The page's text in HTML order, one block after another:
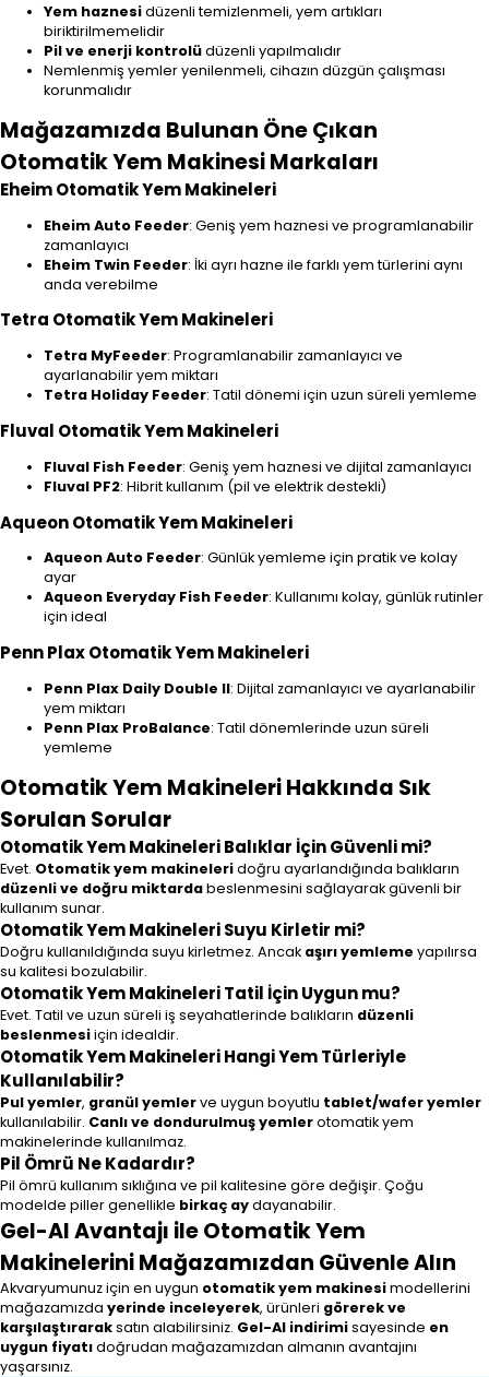
Yem haznesidüzenli temizlenmeli, yem artıkları
biriktirilmemelidir
Pil ve enerji kontrolüdüzenli yapılmalıdır
Nemlenmiş yemler yenilenmeli, cihazın düzgün çalışması
korunmalıdır
Mağazamızda Bulunan Öne Çıkan
Otomatik Yem Makinesi Markaları
Eheim Otomatik Yem Makineleri
Eheim Auto Feeder: Geniş yem haznesi ve programlanabilir
zamanlayıcı
Eheim Twin Feeder: İki ayrı hazne ile farklı yem türlerini aynı
anda verebilme
Tetra Otomatik Yem Makineleri
Tetra MyFeeder: Programlanabilir zamanlayıcı ve
ayarlanabilir yem miktarı
Tetra Holiday Feeder: Tatil dönemi için uzun süreli yemleme
Fluval Otomatik Yem Makineleri
Fluval Fish Feeder: Geniş yem haznesi ve dijital zamanlayıcı
Fluval PF2: Hibrit kullanım (pil ve elektrik destekli)
Aqueon Otomatik Yem Makineleri
Aqueon Auto Feeder: Günlük yemleme için pratik ve kolay
ayar
Aqueon Everyday Fish Feeder: Kullanımı kolay, günlük rutinler
için ideal
Penn Plax Otomatik Yem Makineleri
Penn Plax Daily Double II: Dijital zamanlayıcı ve ayarlanabilir
yem miktarı
Penn Plax ProBalance: Tatil dönemlerinde uzun süreli
yemleme
Otomatik Yem Makineleri Hakkında Sık
Sorulan Sorular
Otomatik Yem Makineleri Balıklar İçin Güvenli mi?
Evet. Otomatik yem makineleridoğru ayarlandığında balıkların
düzenli ve doğru miktardabeslenmesini sağlayarak güvenli bir
kullanım sunar.
Otomatik Yem Makineleri Suyu Kirletir mi?
Doğru kullanıldığında suyu kirletmez. Ancak aşırı yemleme yapılırsa
su kalitesi bozulabilir.
Otomatik Yem Makineleri Tatil İçin Uygun mu?
Evet. Tatil ve uzun süreli iş seyahatlerinde balıkların düzenli
beslenmesiiçin idealdir.
Otomatik Yem Makineleri Hangi Yem Türleriyle
Kullanılabilir?
Pul yemler, granül yemlerve uygun boyutlu tablet/wafer yemler
kullanılabilir. Canlı ve dondurulmuş yemlerotomatik yem
makinelerinde kullanılmaz.
Pil Ömrü Ne Kadardır?
Pil ömrü kullanım sıklığına ve pil kalitesine göre değişir. Çoğu
modelde piller genellikle birkaç aydayanabilir.
Gel-Al Avantajı ile Otomatik Yem
Makinelerini Mağazamızdan Güvenle Alın
Akvaryumunuz için en uygun otomatik yem makinesimodellerini
mağazamızda yerinde inceleyerek, ürünleri görerek ve
karşılaştıraraksatın alabilirsiniz. Gel-Al indirimisayesinde en
uygun fiyatıdoğrudan mağazamızdan almanın avantajını
yaşarsınız.